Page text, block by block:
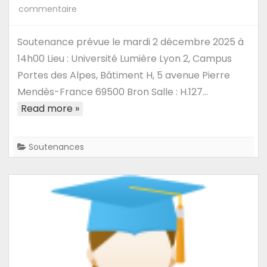
commentaire
–
Soutenance
Noé
Lebreton
:
prédictive
ensembliste
à
l’aide
d’approches
fonctionnelles
Soutenance prévue le mardi 2 décembre 2025 à
14h00 Lieu : Université Lumière Lyon 2, Campus
Portes des Alpes, Bâtiment H, 5 avenue Pierre
Mendès-France 69500 Bron Salle : H.127…
Read more »
Soutenances